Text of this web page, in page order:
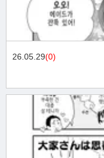
26.05.29(0)